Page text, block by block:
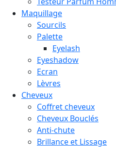
Maquillage
Sourcils
Palette
Eyelash
Eyeshadow
Ecran
Lèvres
Cheveux
Coffret cheveux
Cheveux Bouclés
Anti-chute
Brillance et Lissage